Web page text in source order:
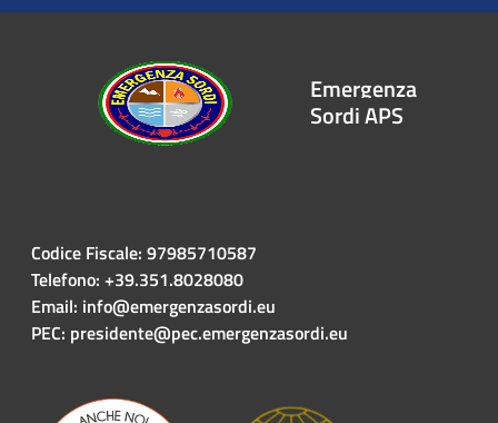
Emergenza
Sordi APS
Codice Fiscale: 97985710587
Telefono: +39.351.8028080
Email: info@emergenzasordi.eu
PEC: presidente@pec.emergenzasordi.eu